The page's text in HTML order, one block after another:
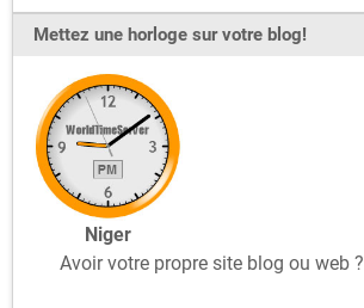
Mettez une horloge sur votre blog!
Niger
Avoir votre propre site blog ou web ?